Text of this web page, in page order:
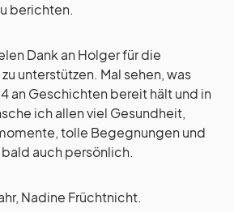
berichten.
Dank an Holger für die
unterstützen. Mal sehen, was
an Geschichten bereit hält und in
ich allen viel Gesundheit,
tolle Begegnungen und
auch persönlich.
Nadine Früchtnicht.